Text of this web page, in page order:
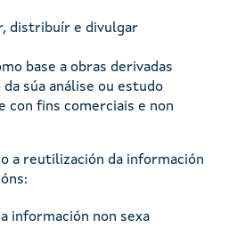
distribuír e divulgar
base a obras derivadas
súa análise ou estudo
con fins comerciais e non
a reutilización da información
información non sexa